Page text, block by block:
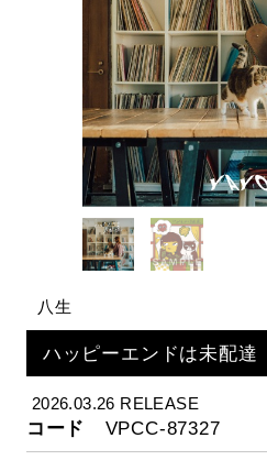
趣味・教養
グッズ
八生
ハッピーエンドは未配達
2026.03.26 RELEASE
コード VPCC-87327